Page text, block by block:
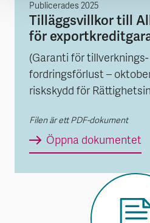
Publicerades 2025
Tilläggsvillkor till
för
(Garanti för
fordringsförlust –
riskskydd för
Filen är ett PDF-dokument
Öppna dokumentet